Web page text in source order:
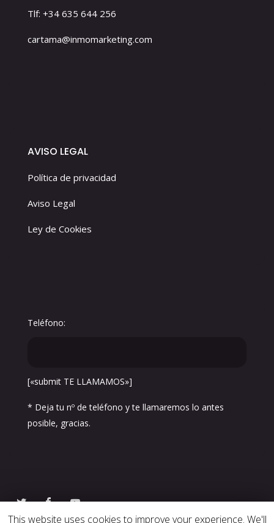
Tlf: +34 635 644 256
cartama@inmomarketing.com
AVISO LEGAL
Política de privacidad
Aviso Legal
Ley de Cookies
Teléfono:
[«submit TE LLAMAMOS»]
* Deja tu nº de teléfono y te llamaremos lo antes
posible, gracias.
This website uses cookies to improve your experience. We'll